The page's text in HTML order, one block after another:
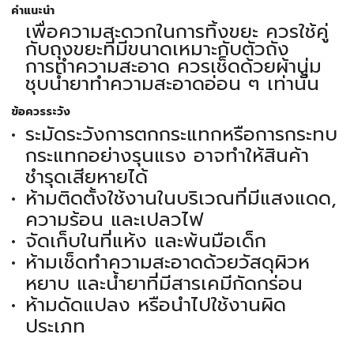
คำแนะนำ
เพื่อความสะดวกในการทิ้งขยะ ควรใช้คู่
กับถุงขยะที่มีขนาดเหมาะกับตัวถัง
การทำความสะอาด ควรเช็ดด้วยผ้านุ่ม
ชุบน้ำยาทำความสะอาดอ่อน ๆ เท่านั้น
ข้อควรระวัง
ระมัดระวังการตกกระแทกหรือการกระทบ
กระแทกอย่างรุนแรง อาจทำให้สินค้า
ชำรุดเสียหายได้
ห้ามติดตั้งใช้งานในบริเวณที่มีแสงแดด,
ความร้อน และเปลวไฟ
จัดเก็บในที่แห้ง และพ้นมือเด็ก
ห้ามเช็ดทำความสะอาดด้วยวัสดุผิวห
หยาบ และน้ำยาที่มีสารเคมีกัดกร่อน
ห้ามดัดแปลง หรือนำไปใช้งานผิด
ประเภท